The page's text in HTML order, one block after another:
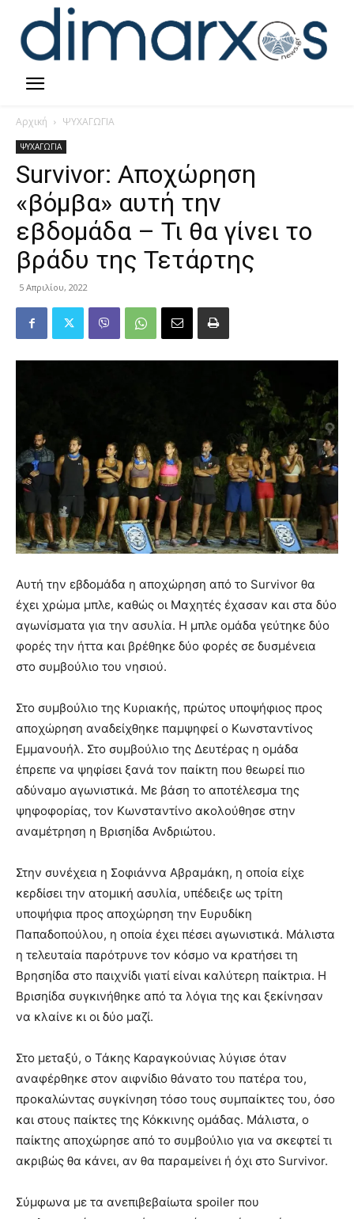
Αρχική ΨΥΧΑΓΩΓΙΑ
ΨΥΧΑΓΩΓΙΑ
Survivor: Αποχώρηση
«βόμβα» αυτή την
εβδομάδα – Τι θα γίνει το
βράδυ της Τετάρτης
5 Απριλίου, 2022
Αυτή την εβδομάδα η αποχώρηση από το Survivor θα
έχει χρώμα μπλε, καθώς οι Μαχητές έχασαν και στα δύο
αγωνίσματα για την ασυλία. Η μπλε ομάδα γεύτηκε δύο
φορές την ήττα και βρέθηκε δύο φορές σε δυσμένεια
στο συμβούλιο του νησιού.
Στο συμβούλιο της Κυριακής, πρώτος υποψήφιος προς
αποχώρηση αναδείχθηκε παμψηφεί ο Κωνσταντίνος
Εμμανουήλ. Στο συμβούλιο της Δευτέρας η ομάδα
έπρεπε να ψηφίσει ξανά τον παίκτη που θεωρεί πιο
αδύναμο αγωνιστικά. Με βάση το αποτέλεσμα της
ψηφοφορίας, τον Κωνσταντίνο ακολούθησε στην
αναμέτρηση η Βρισηίδα Ανδριώτου.
Στην συνέχεια η Σοφιάννα Αβραμάκη, η οποία είχε
κερδίσει την ατομική ασυλία, υπέδειξε ως τρίτη
υποψήφια προς αποχώρηση την Ευρυδίκη
Παπαδοπούλου, η οποία έχει πέσει αγωνιστικά. Μάλιστα
η τελευταία παρότρυνε τον κόσμο να κρατήσει τη
Βρησηίδα στο παιχνίδι γιατί είναι καλύτερη παίκτρια. Η
Βρισηίδα συγκινήθηκε από τα λόγια της και ξεκίνησαν
να κλαίνε κι οι δύο μαζί.
Στο μεταξύ, ο Τάκης Καραγκούνιας λύγισε όταν
αναφέρθηκε στον αιφνίδιο θάνατο του πατέρα του,
προκαλώντας συγκίνηση τόσο τους συμπαίκτες του, όσο
και στους παίκτες της Κόκκινης ομάδας. Μάλιστα, ο
παίκτης αποχώρησε από το συμβούλιο για να σκεφτεί τι
ακριβώς θα κάνει, αν θα παραμείνει ή όχι στο Survivor.
Σύμφωνα με τα ανεπιβεβαίωτα spoiler που